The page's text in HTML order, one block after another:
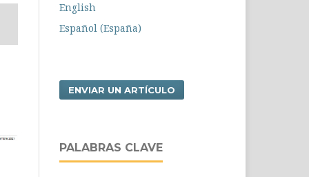
English
Español (España)
ENVIAR UN ARTÍCULO
PALABRAS CLAVE